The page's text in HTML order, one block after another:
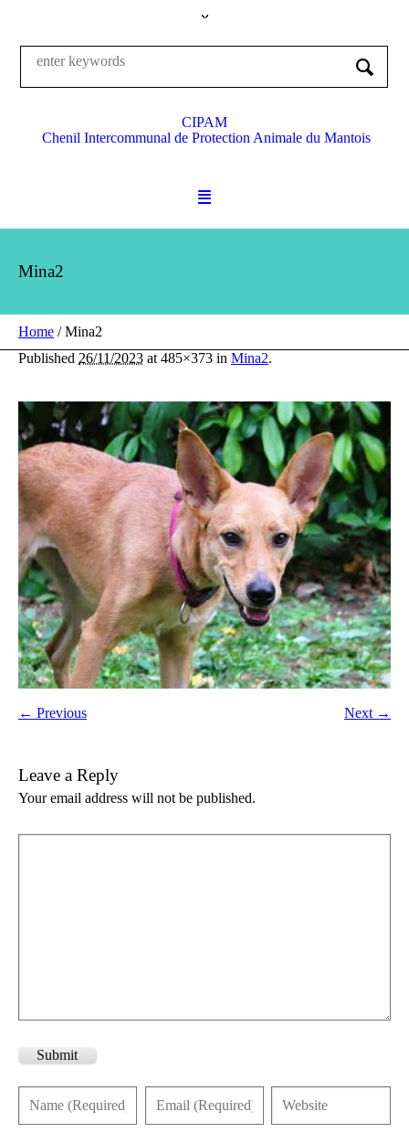
CIPAM
Chenil Intercommunal de Protection Animale du Mantois
Mina2
Home /Mina2
Published 26/11/2023 at 485×373 in Mina2.
← Previous Next →
Leave a Reply
Your email address will not be published.
Submit